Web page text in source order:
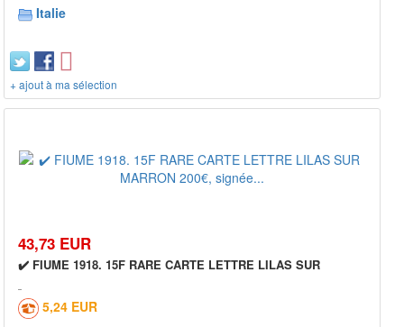
Italie
+ ajout à ma sélection
43,73 EUR
✔️ FIUME 1918. 15F RARE CARTE LETTRE LILAS SUR
5,24 EUR